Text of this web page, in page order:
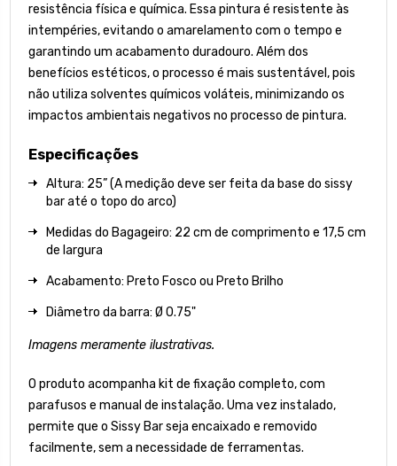
resistência física e química. Essa pintura é resistente às
intempéries, evitando o amarelamento com o tempo e
garantindo um acabamento duradouro. Além dos
benefícios estéticos, o processo é mais sustentável, pois
não utiliza solventes químicos voláteis, minimizando os
impactos ambientais negativos no processo de pintura.
Especificações
Altura: 25” (A medição deve ser feita da base do sissy
bar até o topo do arco)
Medidas do Bagageiro: 22 cm de comprimento e 17,5 cm
de largura
Acabamento: Preto Fosco ou Preto Brilho
Diâmetro da barra: Ø 0.75"
Imagens meramente ilustrativas.
O produto acompanha kit de fixação completo, com
parafusos e manual de instalação. Uma vez instalado,
permite que o Sissy Bar seja encaixado e removido
facilmente, sem a necessidade de ferramentas.